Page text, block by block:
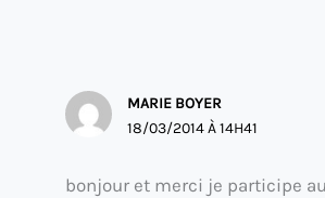
MARIE BOYER
18/03/2014 À 14H41
bonjour et merci je participe